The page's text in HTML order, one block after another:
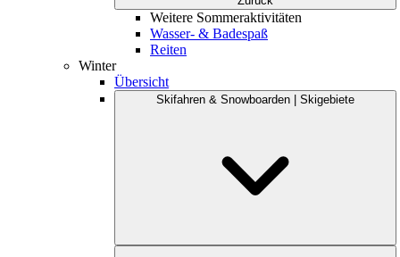
Weitere Sommeraktivitäten
Wasser- & Badespaß
Reiten
Winter
Übersicht
Skifahren & Snowboarden | Skigebiete